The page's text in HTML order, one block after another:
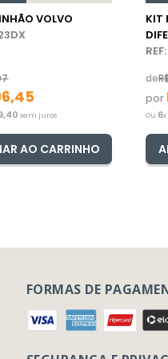
VOLVO
,45
,40 sem juros
AO CARRINHO
KIT
de
por
Ou 6
FORMAS DE